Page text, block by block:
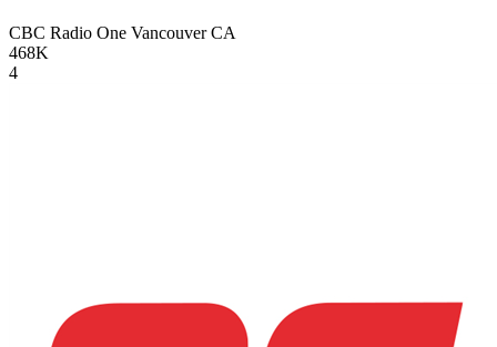
CBC Radio One Vancouver CA
468K
4